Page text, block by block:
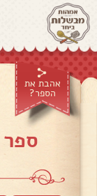
אהבת את
הספר?